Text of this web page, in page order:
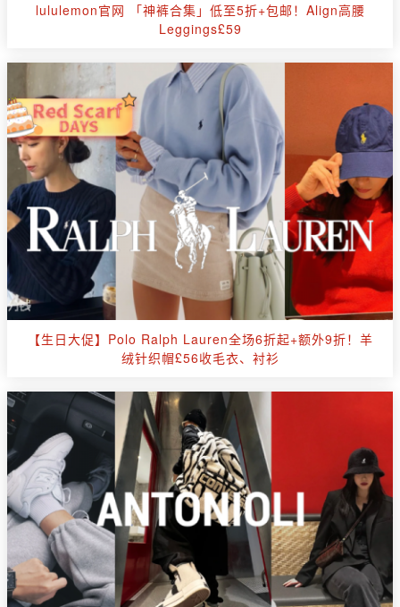
lululemon官网 「神裤合集」低至5折+包邮！Align高腰
Leggings£59
【生日大促】Polo Ralph Lauren全场6折起+额外9折！羊
绒针织帽£56收毛衣、衬衫